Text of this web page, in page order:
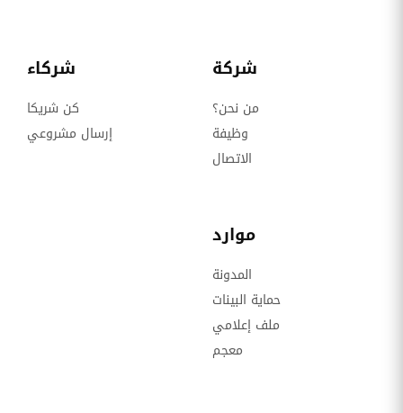
شركة
من نحن؟
وظيفة
الاتصال
شركاء
كن شريكا
إرسال مشروعي
موارد
المدونة
حماية البينات
ملف إعلامي
معجم